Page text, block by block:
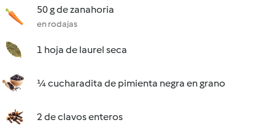
50 g de zanahoria
en rodajas
1 hoja de laurel seca
¼ cucharadita de pimienta negra en grano
2 de clavos enteros